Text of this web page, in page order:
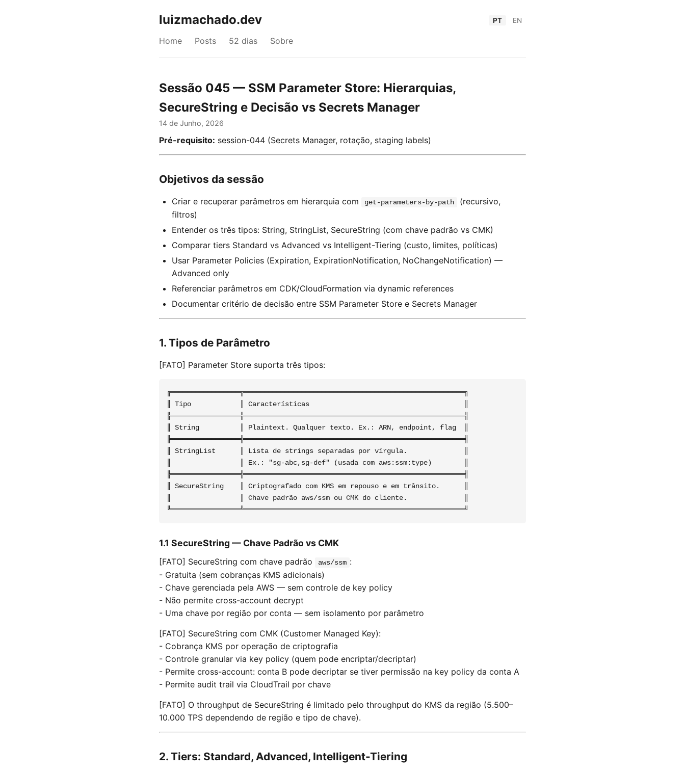
luizmachado.dev PT EN
Home Posts 52 dias Sobre
Sessão 045 — SSM Parameter Store: Hierarquias,
SecureString e Decisão vs Secrets Manager
14 de Junho, 2026
Pré-requisito: session-044 (Secrets Manager, rotação, staging labels)
Objetivos da sessão
Criar e recuperar parâmetros em hierarquia com get-parameters-by-path
(recursivo,
filtros)
Entender os três tipos: String, StringList, SecureString (com chave padrão vs CMK)
Comparar tiers Standard vs Advanced vs Intelligent-Tiering (custo, limites, políticas)
Usar Parameter Policies (Expiration, ExpirationNotification, NoChangeNotification) —
Advanced only
Referenciar parâmetros em CDK/CloudFormation via dynamic references
Documentar critério de decisão entre SSM Parameter Store e Secrets Manager
1. Tipos de Parâmetro
[FATO] Parameter Store suporta três tipos:
╔═════════════════╦══════════════════════════════════════════════════════╗
║ Tipo            ║ Características                                      ║
╠═════════════════╬══════════════════════════════════════════════════════╣
║ String          ║ Plaintext. Qualquer texto. Ex.: ARN, endpoint, flag  ║
╠═════════════════╬══════════════════════════════════════════════════════╣
║ StringList      ║ Lista de strings separadas por vírgula.              ║
║                 ║ Ex.: "sg-abc,sg-def" (usada com aws:ssm:type)        ║
╠═════════════════╬══════════════════════════════════════════════════════╣
║ SecureString    ║ Criptografado com KMS em repouso e em trânsito.      ║
║                 ║ Chave padrão aws/ssm ou CMK do cliente.              ║
1.1 SecureString — Chave Padrão vs CMK
[FATO] SecureString com chave padrão aws/ssm :
- Gratuita (sem cobranças KMS adicionais)
- Chave gerenciada pela AWS — sem controle de key policy
- Não permite cross-account decrypt
- Uma chave por região por conta — sem isolamento por parâmetro
[FATO] SecureString com CMK (Customer Managed Key):
- Cobrança KMS por operação de criptografia
- Controle granular via key policy (quem pode encriptar/decriptar)
- Permite cross-account: conta B pode decriptar se tiver permissão na key policy da conta A
- Permite audit trail via CloudTrail por chave
[FATO] O throughput de SecureString é limitado pelo throughput do KMS da região (5.500–
10.000 TPS dependendo de região e tipo de chave).
2. Tiers: Standard, Advanced, Intelligent-Tiering